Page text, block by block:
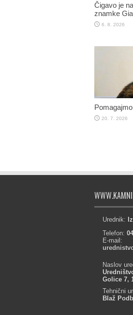
Čigavo je
znamke
6. 8. 2026
20. 7. 2026
Urednik:
Telefon:
E-mail:
Naslov
Golice 7,
Tehnični
Blaž